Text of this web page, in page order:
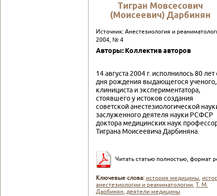
Тигран Мовсесович
(Моисеевич) Дарбинян
Источник: Анестезиология и
2004, № 4
Авторы: Коллектив авторов
14 августа 2004 г. исполнилось 80 лет
дня рождения вы­дающегося ученого,
клинициста и экспериментатора,
стоявше­го у истоков создания
советской анестезиологической
заслуженного деятеля науки РСФСР
доктора медицинских на­ук
Тиграна Моисеевича Дарбиняна.
Читать статью полностью, формат
Ключевые слова: история медицины,
анестезиологии и реаниматологии,Т. М.
Дарбинян,деятели медицины